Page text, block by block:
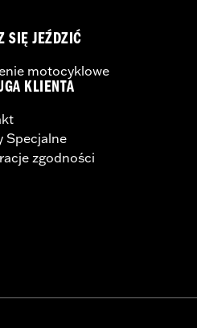
SIĘ JEŹDZIĆ
motocyklowe
KLIENTA
Specjalne
zgodności